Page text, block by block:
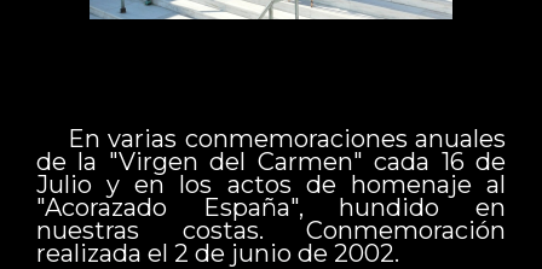
En varias conmemoraciones anuales
de la "Virgen del Carmen" cada 16 de
Julio y en los actos de homenaje al
"Acorazado España", hundido en
nuestras costas. Conmemoración
realizada el 2 de junio de 2002.